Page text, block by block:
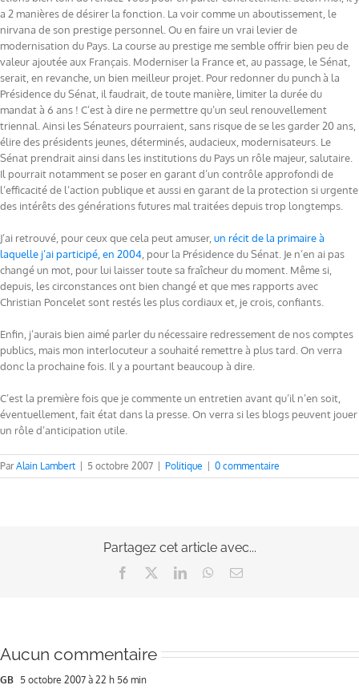
a 2 manières de désirer la fonction. La voir comme un aboutissement, le
nirvana de son prestige personnel. Ou en faire un vrai levier de
modernisation du Pays. La course au prestige me semble offrir bien peu de
valeur ajoutée aux Français. Moderniser la France et, au passage, le Sénat,
serait, en revanche, un bien meilleur projet. Pour redonner du punch à la
Présidence du Sénat, il faudrait, de toute manière, limiter la durée du
mandat à 6 ans ! C’est à dire ne permettre qu’un seul renouvellement
triennal. Ainsi les Sénateurs pourraient, sans risque de se les garder 20 ans,
élire des présidents jeunes, déterminés, audacieux, modernisateurs. Le
Sénat prendrait ainsi dans les institutions du Pays un rôle majeur, salutaire.
Il pourrait notamment se poser en garant d’un contrôle approfondi de
l’efficacité de l’action publique et aussi en garant de la protection si urgente
des intérêts des générations futures mal traitées depuis trop longtemps.
J’ai retrouvé, pour ceux que cela peut amuser, un récit de la primaire à
laquelle j’ai participé, en 2004 , pour la Présidence du Sénat. Je n’en ai pas
changé un mot, pour lui laisser toute sa fraîcheur du moment. Même si,
depuis, les circonstances ont bien changé et que mes rapports avec
Christian Poncelet sont restés les plus cordiaux et, je crois, confiants.
Enfin, j’aurais bien aimé parler du nécessaire redressement de nos comptes
publics, mais mon interlocuteur a souhaité remettre à plus tard. On verra
donc la prochaine fois. Il y a pourtant beaucoup à dire.
C’est la première fois que je commente un entretien avant qu’il n’en soit,
éventuellement, fait état dans la presse. On verra si les blogs peuvent jouer
un rôle d’anticipation utile.
ParAlain Lambert 5 octobre 2007 Politique 0 commentaire
Partagez cet article avec...
Facebook LinkedInWhatsApp
Email
Aucun commentaire
GB 5 octobre 2007 à 22 h 56 min